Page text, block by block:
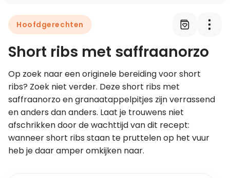
Leer koken als een chef
Kooktips & blogs
Hoofdgerechten
Short ribs met saffraanorzo
Op zoek naar een originele bereiding voor short
ribs? Zoek niet verder. Deze short ribs met
saffraanorzo en granaatappelpitjes zijn verrassend
en anders dan anders. Laat je trouwens niet
afschrikken door de wachttijd van dit recept:
wanneer short ribs staan te pruttelen op het vuur
heb je daar amper omkijken naar.